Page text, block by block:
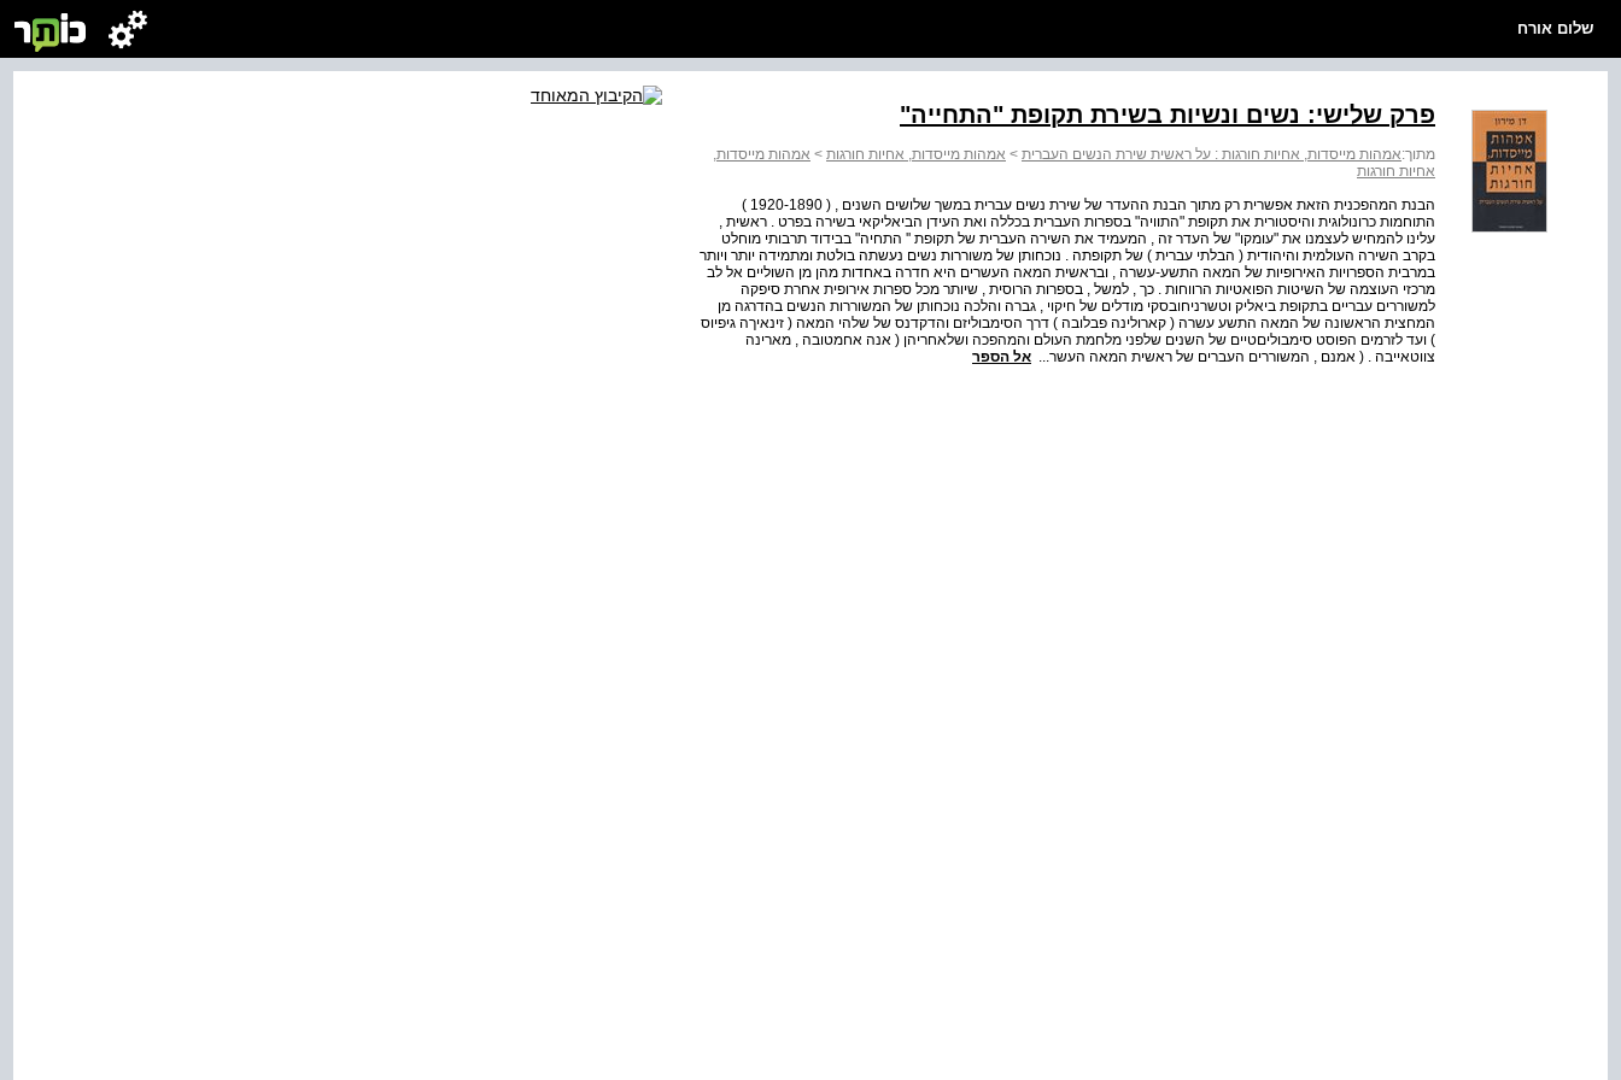
שלום אורח
פרק שלישי: נשים ונשיות בשירת תקופת "התחייה"
מתוך:אמהות מייסדות, אחיות חורגות : על ראשית שירת הנשים העברית > אמהות מייסדות, אחיות חורגות > אמהות מייסדות,
אחיות חורגות
הבנת המהפכנית הזאת אפשרית רק מתוך הבנת ההעדר של שירת נשים עברית במשך שלושים השנים , ( 1920-1890 )
התוחמות כרונולוגית והיסטורית את תקופת "התוויה" בספרות העברית בכללה ואת העידן הביאליקאי בשירה בפרט . ראשית ,
עלינו להמחיש לעצמנו את "עומקו" של העדר זה , המעמיד את השירה העברית של תקופת '' התחיה" בבידוד תרבותי מוחלט
בקרב השירה העולמית והיהודית ( הבלתי עברית ) של תקופתה . נוכחותן של משוררות נשים נעשתה בולטת ומתמידה יותר ויותר
במרבית הספרויות האירופיות של המאה התשע-עשרה , ובראשית המאה העשרים היא חדרה באחדות מהן מן השוליים אל לב
מרכזי העוצמה של השיטות הפואטיות הרווחות . כך , למשל , בספרות הרוסית , שיותר מכל ספרות אירופית אחרת סיפקה
למשוררים עבריים בתקופת ביאליק וטשרניחובסקי מודלים של חיקוי , גברה והלכה נוכחותן של המשוררות הנשים בהדרגה מן
המחצית הראשונה של המאה התשע עשרה ( קארולינה פבלובה ) דרך הסימבוליזם והדקדנס של שלהי המאה ( זינאיךה גיפיוס
) ועד לזרמים הפוסט סימבוליםטיים של השנים שלפני מלחמת העולם והמהפכה ושלאחריהן ( אנה אחמטובה , מארינה
צווטאייבה . ( אמנם , המשוררים העברים של ראשית המאה העשר... אל הספר